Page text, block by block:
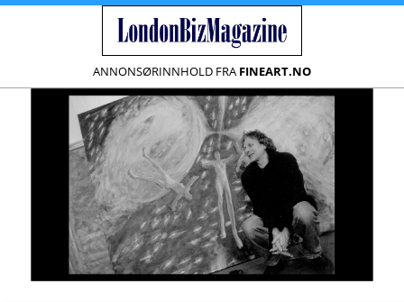
ANNONSØRINNHOLD FRA FINEART.NO